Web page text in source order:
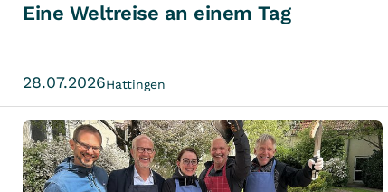
Eine Weltreise an einem Tag
28.07.2026Hattingen